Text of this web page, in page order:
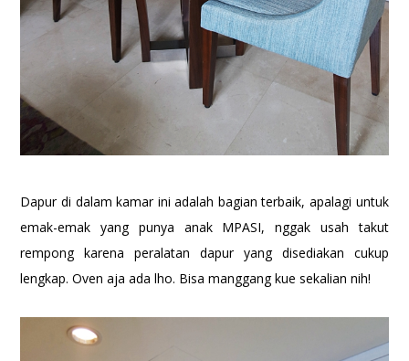
Dapur di dalam kamar ini adalah bagian terbaik, apalagi untuk
emak-emak yang punya anak MPASI, nggak usah takut
rempong karena peralatan dapur yang disediakan cukup
lengkap. Oven aja ada lho. Bisa manggang kue sekalian nih!